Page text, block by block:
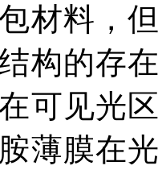
材料，
构的存
可见光
薄膜在